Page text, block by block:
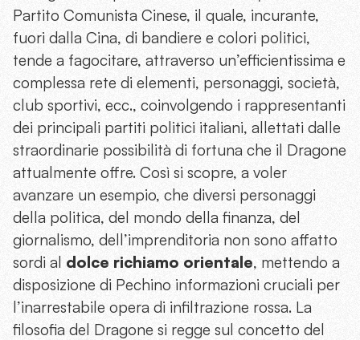
Partito Comunista Cinese, il quale, incurante,
fuori dalla Cina, di bandiere e colori politici,
tende a fagocitare, attraverso un’efficientissima e
complessa rete di elementi, personaggi, società,
club sportivi, ecc., coinvolgendo i rappresentanti
dei principali partiti politici italiani, allettati dalle
straordinarie possibilità di fortuna che il Dragone
attualmente offre. Così si scopre, a voler
avanzare un esempio, che diversi personaggi
della politica, del mondo della finanza, del
giornalismo, dell’imprenditoria non sono affatto
sordi al dolce richiamo orientale, mettendo a
disposizione di Pechino informazioni cruciali per
l’inarrestabile opera di infiltrazione rossa. La
filosofia del Dragone si regge sul concetto del